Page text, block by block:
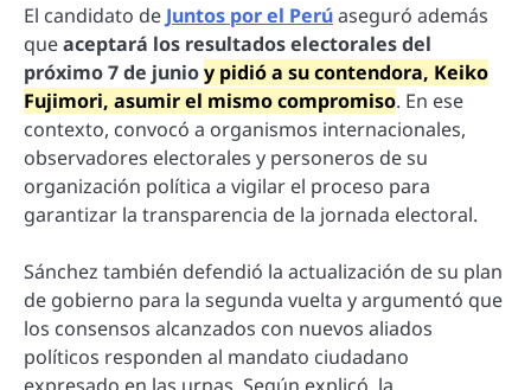
El candidato de Juntos por el Perúaseguró además
queaceptará los resultados electorales del
próximo 7 de junioy pidió a su contendora, Keiko
Fujimori, asumir el mismo compromiso. En ese
contexto, convocó a organismos internacionales,
observadores electorales y personeros de su
organización política a vigilar el proceso para
garantizar la transparencia de la jornada electoral.
Sánchez también defendió la actualización de su plan
de gobierno para la segunda vuelta y argumentó que
los consensos alcanzados con nuevos aliados
políticos responden al mandato ciudadano